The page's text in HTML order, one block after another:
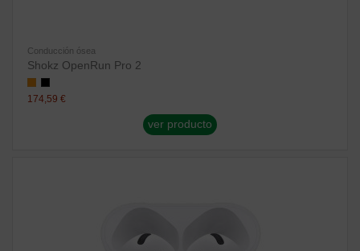
Conducción ósea
Shokz OpenRun Pro 2
174,59 €
ver producto